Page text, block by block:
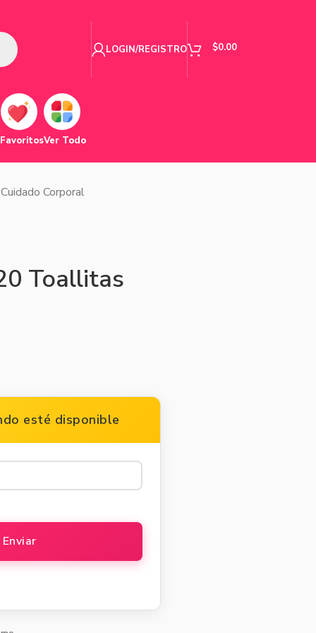
LOGIN/REGISTRO $0.00
FavoritosVer Todo
Corporal
Toallitas
esté disponible